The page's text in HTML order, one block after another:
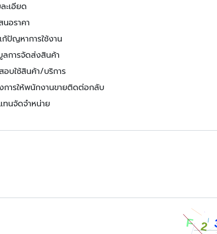
ะเอียด
นอราคา
ปัญหาการใช้งาน
ลการจัดส่งสินค้า
อบใช้สินค้า/บริการ
การให้พนักงานขายติดต่อกลับ
ทนจัดจำหน่าย